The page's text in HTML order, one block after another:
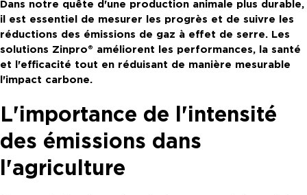
Dans notre quête d'une production animale plus durable,
il est essentiel de mesurer les progrès et de suivre les
réductions des émissions de gaz à effet de serre. Les
solutions Zinpro® améliorent les performances, la santé
et l'efficacité tout en réduisant de manière mesurable
l'impact carbone.
L'importance de l'intensité
des émissions dans
l'agriculture